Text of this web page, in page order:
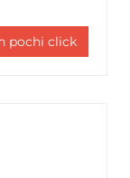
pochi click